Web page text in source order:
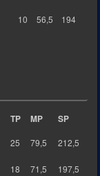
10 56,5 194
TP MP SP
25 79,5 212,5
18 71,5 197,5